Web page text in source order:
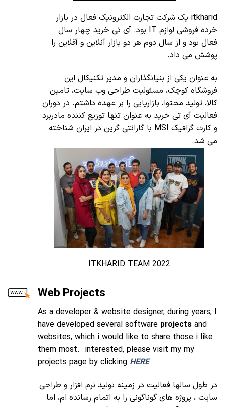
itkharid یک شرکت تجارت الکترونیک فعال در بازار
خرده فروشی لوازم IT بود. آی تی خرید چهار سال
فعال بود و از سال دوم هر دو بازار آنلاین و آفلاین را
پوشش می داد.
به عنوان یکی از بنیانگذاران و مدیر تکنیکال این
فروشگاه کوچک، مسئولیت طراحی وب سایت، تامین
کالا، تولید محتوا، بازاریابی را بر عهده داشتم. در دوران
فعالیت آی تی خرید به عنوان تنها توزیع کننده مادربرد
و کارت گرافیک MSI با گارانتی گرین در ایران شناخته
می شد.
ITKHARID TEAM 2022
Web Projects
As a developer & website designer, during years, I
have developed several software projects and
websites, which i would like to share those i like
them most. interested, please visit my my
projects page by clicking HERE
در طول سالها فعالیت در زمینه تولید نرم افزار و طراحی
سایت ، پروژه های گوناگونی را به اتمام رسانده ام، اما